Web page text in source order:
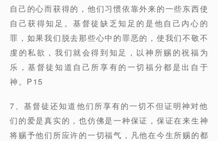
自己的心而获得的，他们习惯依靠外来的一些东西使
自己获得知足。基督徒缺乏知足的是他自己内心的
罪，如果我们脱去那些心中的罪恶的，使我们不敬不
虔的私欲，我们就会得到知足，以神所赐的祝福为
乐，基督徒知道自己所享有的一切福分都是出自于
神。P15
7、基督徒还知道他们所享有的一切不但证明神对他
们的爱是真实的，也仿佛是一种保证，保证在来生神
将赐予他们所应许的一切福气，凡他在今生所赐的都